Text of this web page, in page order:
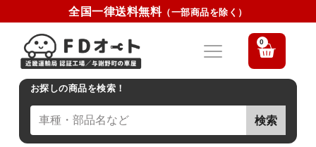
全国一律送料無料（一部商品を除く）
0
お探しの商品を検索！
検索